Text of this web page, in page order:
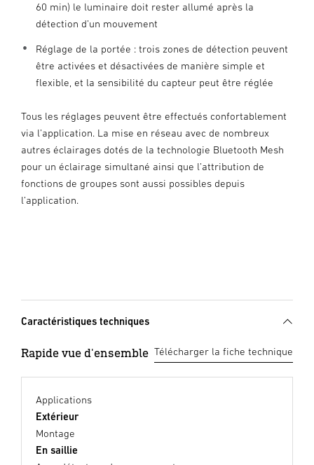
60 min) le luminaire doit rester allumé après la
détection d’un mouvement
Réglage de la portée : trois zones de détection peuvent
être activées et désactivées de manière simple et
flexible, et la sensibilité du capteur peut être réglée
Tous les réglages peuvent être effectués confortablement
via l’application. La mise en réseau avec de nombreux
autres éclairages dotés de la technologie Bluetooth Mesh
pour un éclairage simultané ainsi que l’attribution de
fonctions de groupes sont aussi possibles depuis
l’application.
Caractéristiques techniques
Rapide vue d'ensemble Télécharger la fiche technique
Applications
Extérieur
Montage
En saillie